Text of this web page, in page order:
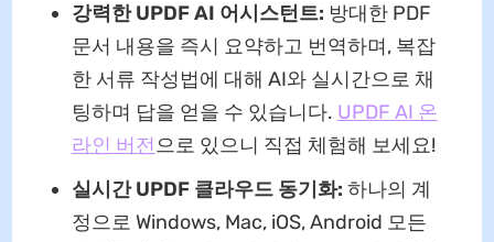
강력한 UPDF AI 어시스턴트: 방대한 PDF
문서 내용을 즉시 요약하고 번역하며, 복잡
한 서류 작성법에 대해 AI와 실시간으로 채
팅하며 답을 얻을 수 있습니다. UPDF AI 온
라인 버전으로 있으니 직접 체험해 보세요!
실시간 UPDF 클라우드 동기화: 하나의 계
정으로 Windows, Mac, iOS, Android 모든